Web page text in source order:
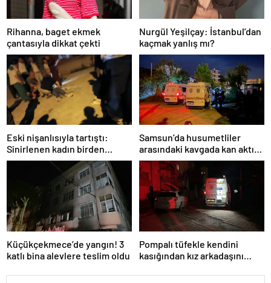
Rihanna, baget ekmek
çantasıyla dikkat çekti
Nurgül Yeşilçay: İstanbul’dan
kaçmak yanlış mı?
Eski nişanlısıyla tartıştı:
Sinirlenen kadın birden
balkondan atladı!
Samsun’da husumetliler
arasındaki kavgada kan aktı: 7
suç kaydı varmış!
Küçükçekmece’de yangın! 3
katlı bina alevlere teslim oldu
Pompalı tüfekle kendini
kasığından kız arkadaşını